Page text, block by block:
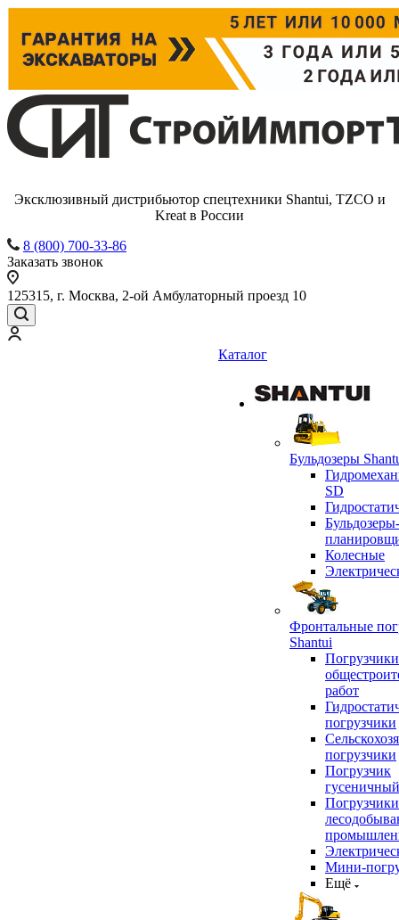
Эксклюзивный дистрибьютор спецтехники Shantui, TZCO и
Kreat в России
8 (800) 700-33-86
Заказать звонок
125315, г. Москва, 2-ой Амбулаторный проезд 10
Каталог
Бульдозеры
SD
Бульдозеры-
Колесные
Фронтальные
Shantui
работ
погрузчики
погрузчики
Погрузчик
гусеничный
Мини-
Ещё